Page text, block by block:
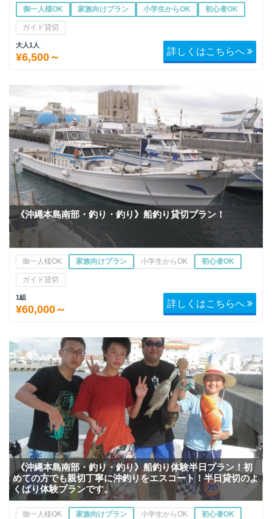
御一人様OK 家族向けプラン 小学生からOK 初心者OK
ガイド貸切
大人1人
¥6,500～ 詳しくはこちらへ
《沖縄本島南部・釣り・釣り》船釣り貸切プラン！
御一人様OK 家族向けプラン 小学生からOK 初心者OK
ガイド貸切
1組
¥60,000～ 詳しくはこちらへ
《沖縄本島南部・釣り・釣り》船釣り体験半日プラン！初
めての方でも親切丁寧に沖釣りをエスコート！半日貸切のよ
くばり体験プランです。
御一人様OK 家族向けプラン 小学生からOK 初心者OK